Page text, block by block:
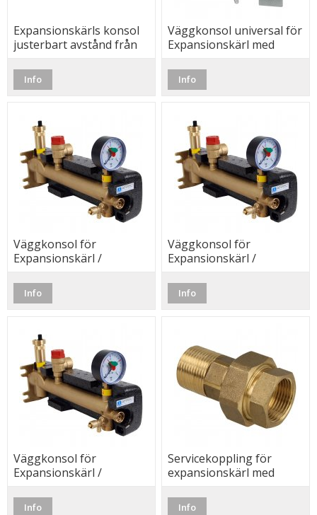
Expansionskärls konsol
justerbart avstånd från
Info
Väggkonsol universal för
Expansionskärl med
Info
Väggkonsol för
Expansionskärl /
Afriso
Info
Väggkonsol för
Expansionskärl /
Afriso
Info
Väggkonsol för
Expansionskärl /
Afriso
Info
Servicekoppling för
expansionskärl med
Info